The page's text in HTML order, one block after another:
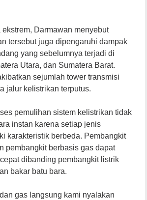
Darmawan menyebut
tersebut juga dipengaruhi dampak
yang sebelumnya terjadi di
Utara, dan Sumatera Barat.
sejumlah tower transmisi
jalur kelistrikan terputus.
pemulihan sistem kelistrikan tidak
instan karena setiap jenis
karakteristik berbeda. Pembangkit
pembangkit berbasis gas dapat
dibanding pembangkit listrik
bakar batu bara.
gas langsung kami nyalakan